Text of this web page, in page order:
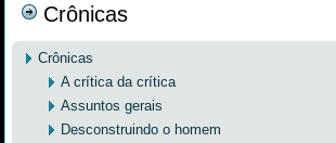
Crônicas
Crônicas
A crítica da crítica
Assuntos gerais
Desconstruindo o homem